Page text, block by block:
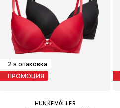
2 в опаковка
ПРОМОЦИЯ
HUNKEMÖLLER